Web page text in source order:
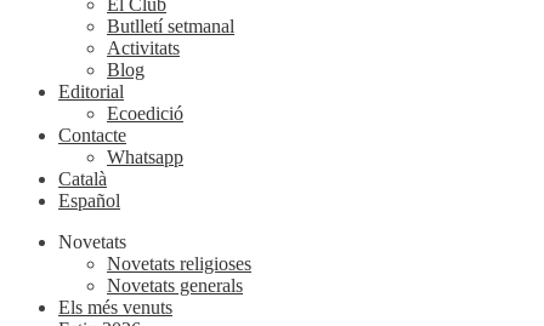
El Club
Butlletí setmanal
Activitats
Blog
Editorial
Ecoedició
Contacte
Whatsapp
Català
Español
Novetats
Novetats religioses
Novetats generals
Els més venuts